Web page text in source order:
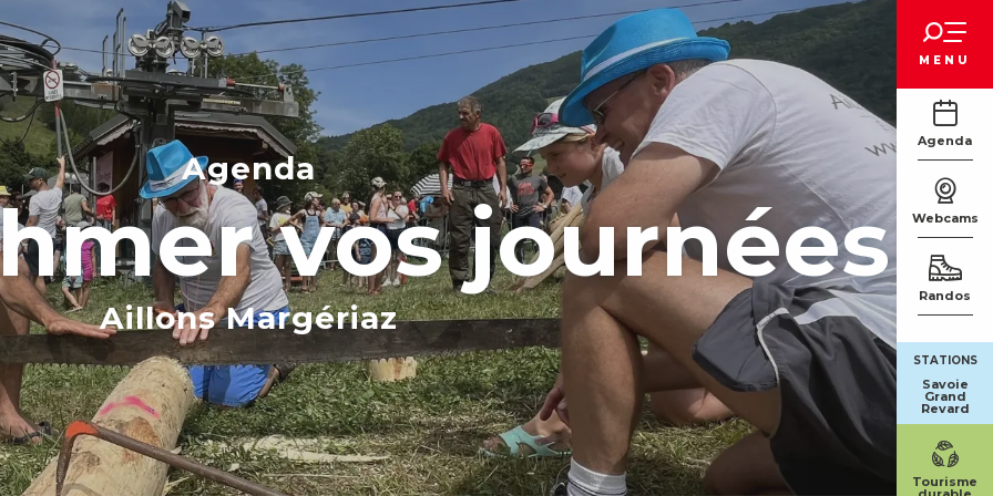
MENU
Agenda
Webcams
Randos
STATIONS
Savoie
Grand
Revard
Tourisme
Agenda
vos journées
Aillons Margériaz